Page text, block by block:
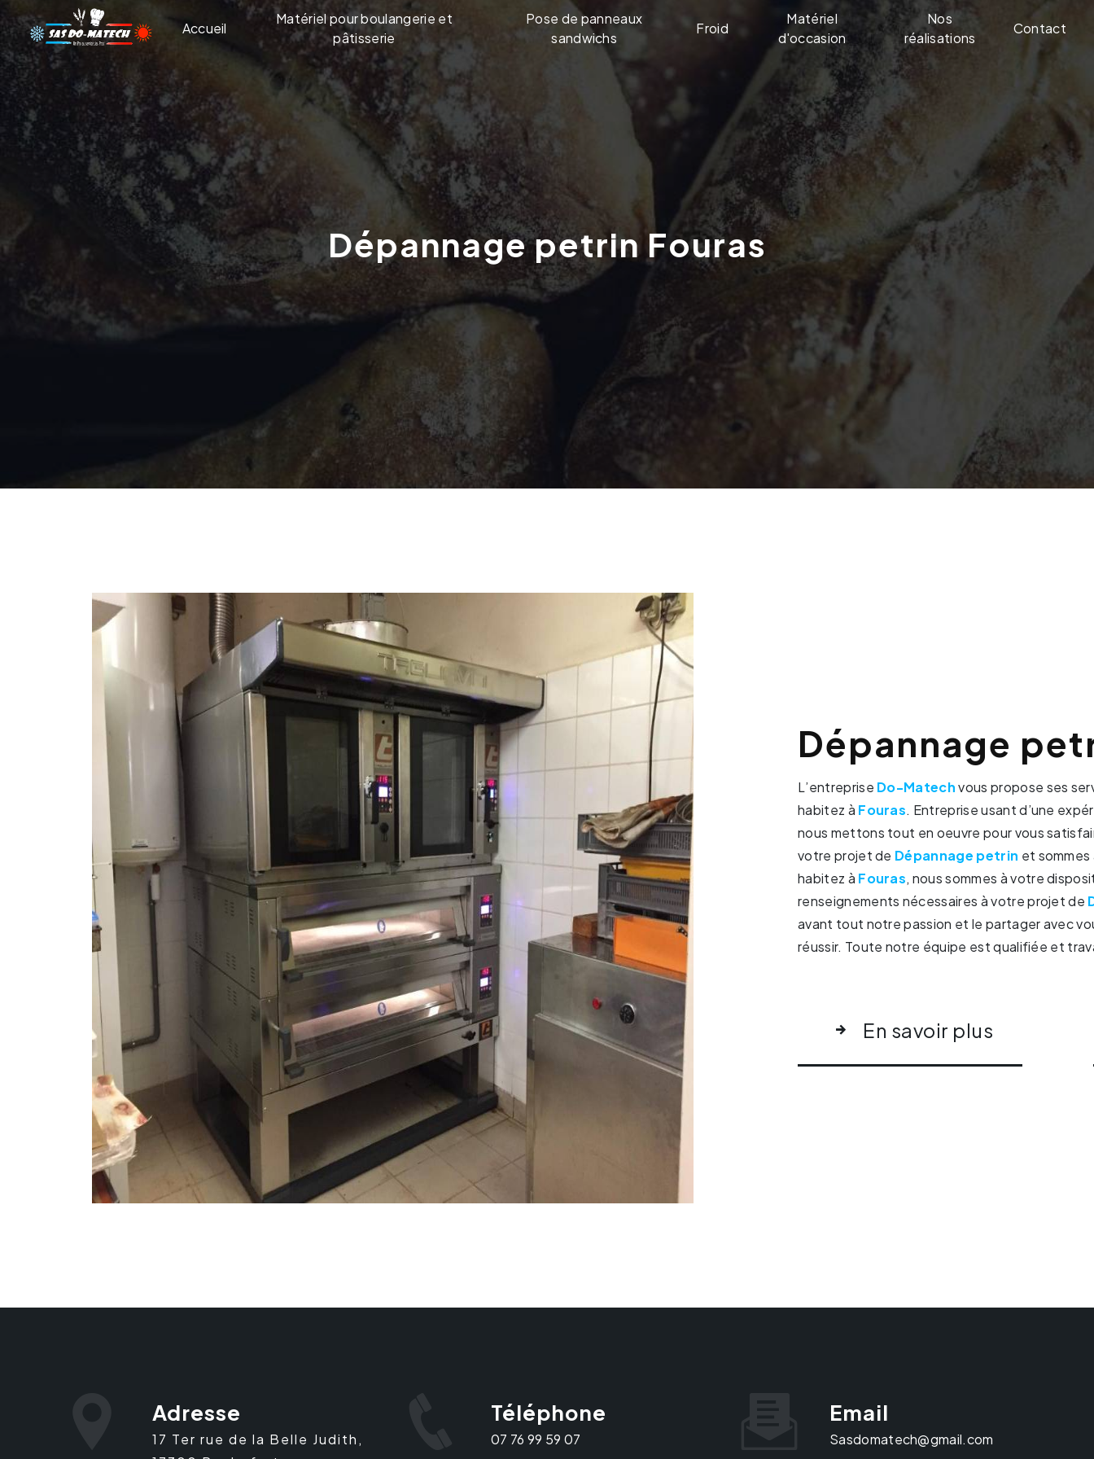
Accueil
Matériel pour boulangerie et
pâtisserie
Pose de panneaux
sandwichs
Froid
Matériel
d'occasion
Nos
réalisations
Contact
Dépannage petrin Fouras
Dépannage
L’entreprise Do-Matechvous propose ses
habitez à Fouras. Entreprise usant d’une
nous mettons tout en oeuvre pour vous
votre projet de Dépannage petrin et sommes
habitez à Fouras, nous sommes à votre
renseignements nécessaires à votre projet de
avant tout notre passion et le partager avec
réussir. Toute notre équipe est qualifiée et
En savoir plus
Adresse
17 Ter rue de la Belle Judith,
Téléphone
07 76 99 59 07
Email
sasdomatech@gmail.com
Panneau de gestion des cookies